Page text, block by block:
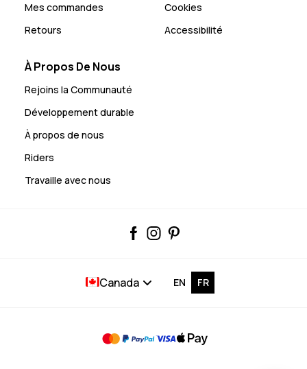
Mes commandes
Retours
Cookies
Accessibilité
À Propos De Nous
Rejoins la Communauté
Développement durable
À propos de nous
Riders
Travaille avec nous
EN FR
Canada